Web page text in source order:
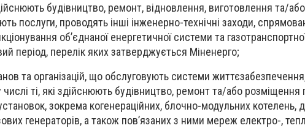
будівництво, ремонт, відновлення, виготовлення та/
послуги, проводять інші інженерно-технічні заходи,
об’єднаної енергетичної системи та
період, перелік яких затверджується Міненерго;
та організацій, що обслуговують системи життєзабезпечення,
числі ті, які здійснюють будівництво, ремонт та/або
зокрема когенераційних, блочно-модульних котелень,
генераторів, а також пов’язаних з ними мереж електро-,